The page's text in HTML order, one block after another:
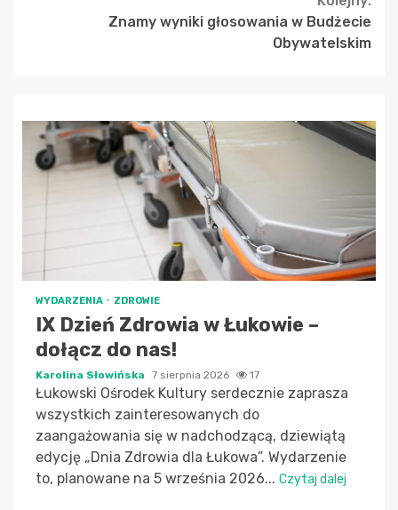
Znamy wyniki głosowania w Budżecie
Obywatelskim
WYDARZENIA ZDROWIE
IX Dzień Zdrowia w Łukowie –
dołącz do nas!
Karolina Słowińska 7 sierpnia 2026 17
Łukowski Ośrodek Kultury serdecznie zaprasza
wszystkich zainteresowanych do
zaangażowania się w nadchodzącą, dziewiątą
edycję „Dnia Zdrowia dla Łukowa”. Wydarzenie
to, planowane na 5 września 2026... Czytaj dalej